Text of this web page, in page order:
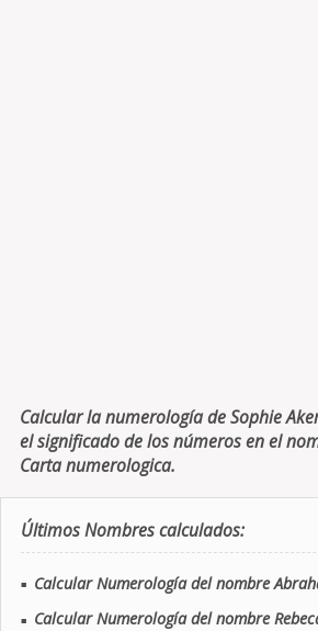
Calcular la numerología de Sophie
el significado de los números en el
Carta numerologica.
Últimos Nombres calculados:
■ Calcular Numerología del nombre
■ Calcular Numerología del nombre